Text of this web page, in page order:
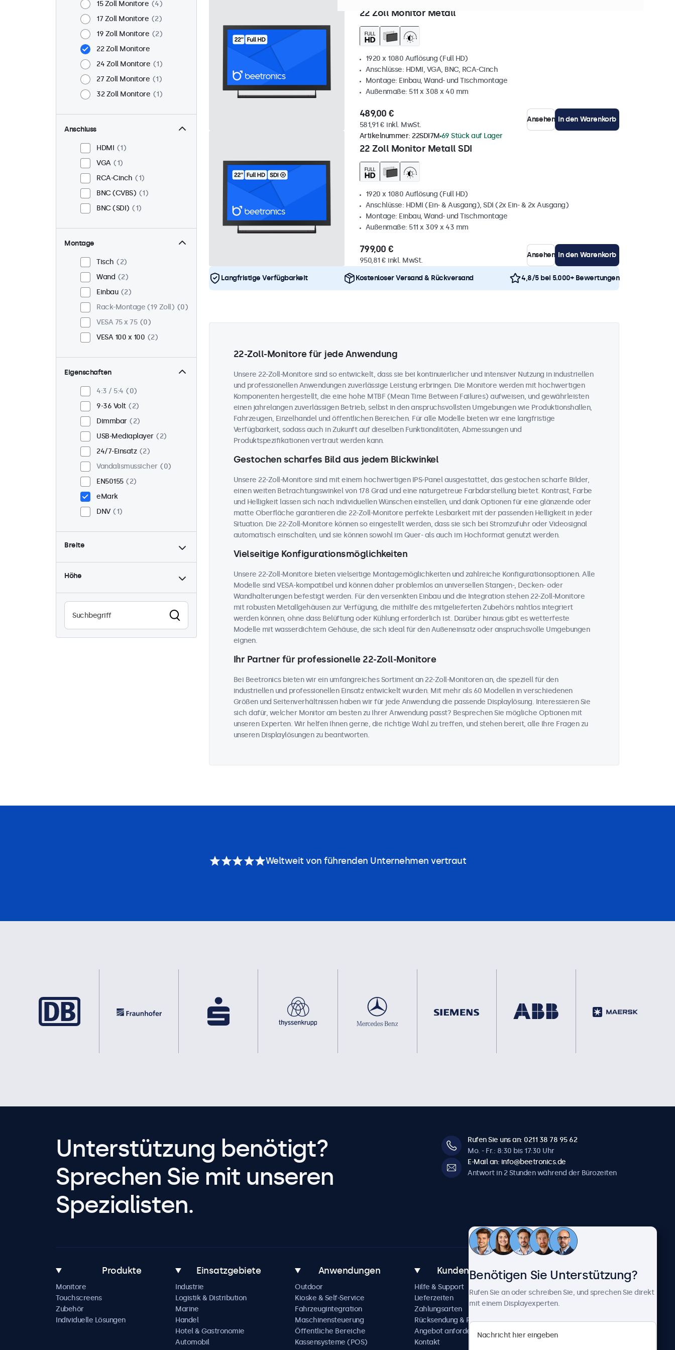
15 Zoll Monitore
4
17 Zoll Monitore
2
19 Zoll Monitore
2
22 Zoll Monitore
24 Zoll Monitore
1
27 Zoll Monitore
1
32 Zoll Monitore
1
Anschluss
HDMI
1
VGA
1
RCA-Cinch
1
BNC (CVBS)
1
BNC (SDI)
1
Montage
Tisch
2
Wand
2
Einbau
2
Rack-Montage (19 Zoll)
0
VESA 75 x 75
0
VESA 100 x 100
2
Eigenschaften
4:3 / 5:4
0
9-36 Volt
2
Dimmbar
2
USB-Mediaplayer
2
24/7-Einsatz
2
Vandalismussicher
0
EN50155
2
eMark
DNV
1
Breite
Höhe
22 Zoll Monitor Metall
1920 x 1080 Auflösung (Full HD)
Anschlüsse: HDMI, VGA, BNC, RCA-Cinch
Montage: Einbau, Wand- und Tischmontage
Außenmaße: 511 x 308 x 40 mm
489,00 €
581,91 € inkl. MwSt.
Ansehen In den Warenkorb
22 Zoll Monitor Metall SDI
Artikelnummer: 22SDI7M 69 Stück auf Lager
1920 x 1080 Auflösung (Full HD)
Anschlüsse: HDMI (Ein- & Ausgang), SDI (2x Ein- & 2x Ausgang)
Montage: Einbau, Wand- und Tischmontage
Außenmaße: 511 x 309 x 43 mm
799,00 €
950,81 € inkl. MwSt.
Ansehen In den Warenkorb
Langfristige Verfügbarkeit Kostenloser Versand & Rückversand 4,8/5 bei 5.000+ Bewertungen
22-Zoll-Monitore für jede Anwendung
Unsere 22-Zoll-Monitore sind so entwickelt, dass sie bei kontinuierlicher und intensiver Nutzung in industriellen
und professionellen Anwendungen zuverlässige Leistung erbringen. Die Monitore werden mit hochwertigen
Komponenten hergestellt, die eine hohe MTBF (Mean Time Between Failures) aufweisen, und gewährleisten
einen jahrelangen zuverlässigen Betrieb, selbst in den anspruchsvollsten Umgebungen wie Produktionshallen,
Fahrzeugen, Einzelhandel und öffentlichen Bereichen. Für alle Modelle bieten wir eine langfristige
Verfügbarkeit, sodass auch in Zukunft auf dieselben Funktionalitäten, Abmessungen und
Produktspezifikationen vertraut werden kann.
Gestochen scharfes Bild aus jedem Blickwinkel
Unsere 22-Zoll-Monitore sind mit einem hochwertigen IPS-Panel ausgestattet, das gestochen scharfe Bilder,
einen weiten Betrachtungswinkel von 178 Grad und eine naturgetreue Farbdarstellung bietet. Kontrast, Farbe
und Helligkeit lassen sich nach individuellen Wünschen einstellen, und dank Optionen für eine glänzende oder
matte Oberfläche garantieren die 22-Zoll-Monitore perfekte Lesbarkeit mit der passenden Helligkeit in jeder
Situation. Die 22-Zoll-Monitore können so eingestellt werden, dass sie sich bei Stromzufuhr oder Videosignal
automatisch einschalten, und sie können sowohl im Quer- als auch im Hochformat genutzt werden.
Vielseitige Konfigurationsmöglichkeiten
Unsere 22-Zoll-Monitore bieten vielseitige Montagemöglichkeiten und zahlreiche Konfigurationsoptionen. Alle
Modelle sind VESA-kompatibel und können daher problemlos an universellen Stangen-, Decken- oder
Wandhalterungen befestigt werden. Für den versenkten Einbau und die Integration stehen 22-Zoll-Monitore
mit robusten Metallgehäusen zur Verfügung, die mithilfe des mitgelieferten Zubehörs nahtlos integriert
werden können, ohne dass Belüftung oder Kühlung erforderlich ist. Darüber hinaus gibt es wetterfeste
Modelle mit wasserdichtem Gehäuse, die sich ideal für den Außeneinsatz oder anspruchsvolle Umgebungen
eignen.
Ihr Partner für professionelle 22-Zoll-Monitore
Bei Beetronics bieten wir ein umfangreiches Sortiment an 22-Zoll-Monitoren an, die speziell für den
industriellen und professionellen Einsatz entwickelt wurden. Mit mehr als 60 Modellen in verschiedenen
Größen und Seitenverhältnissen haben wir für jede Anwendung die passende Displaylösung. Interessieren Sie
sich dafür, welcher Monitor am besten zu Ihrer Anwendung passt? Besprechen Sie mögliche Optionen mit
unseren Experten. Wir helfen Ihnen gerne, die richtige Wahl zu treffen, und stehen bereit, alle Ihre Fragen zu
unseren Displaylösungen zu beantworten.
Weltweit von führenden Unternehmen vertraut
Unterstützung benötigt?
Sprechen Sie mit unseren
Spezialisten.
Rufen Sie uns an: 0211 38 78 95 62
Mo. - Fr.: 8:30 bis 17:30 Uhr
E-Mail an: info@beetronics.de
Antwort in 2 Stunden während der Bürozeiten
Produkte
Monitore
Touchscreens
Zubehör
Individuelle Lösungen
Einsatzgebiete
Industrie
Logistik & Distribution
Marine
Handel
Hotel & Gastronomie
Automobil
Anwendungen
Outdoor
Kioske & Self-Service
Fahrzeugintegration
Maschinensteuerung
Öffentliche Bereiche
Kassensysteme (POS)
Kundenservice
Hilfe & Support
Lieferzeiten
Zahlungsarten
Rücksendung & Reparatur
Angebot anfordern
Kontakt
Über Beetronics
Neuigkeiten und Updates
Über uns
Karriere
Geschäftsbedingungen
Benötigen Sie Unterstützung?
Rufen Sie an oder schreiben Sie, und sprechen Sie direkt
mit einem Displayexperten.